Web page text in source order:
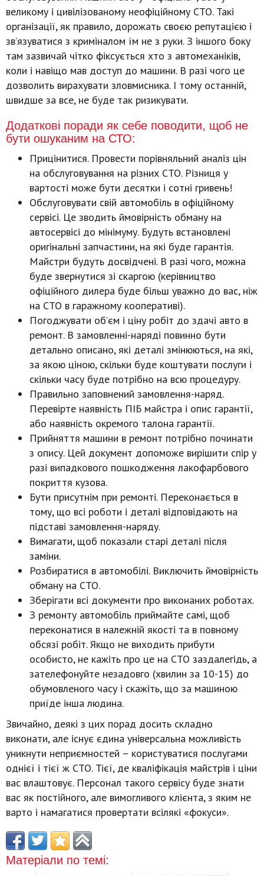
великому і цивілізованому неофіційному СТО. Такі
організації, як правило, дорожать своєю репутацією і
зв’язуватися з криміналом їм не з руки. З іншого боку
там зазвичай чітко фіксується хто з автомеханіків,
коли і навіщо мав доступ до машини. В разі чого це
дозволить вирахувати зловмисника. І тому останній,
швидше за все, не буде так ризикувати.
Додаткові поради як себе поводити, щоб не
бути ошуканим на СТО:
Прицінитися. Провести порівняльний аналіз цін
на обслуговування на різних СТО. Різниця у
вартості може бути десятки і сотні гривень!
Обслуговувати свій автомобіль в офіційному
сервісі. Це зводить ймовірність обману на
автосервісі до мінімуму. Будуть встановлені
оригінальні запчастини, на які буде гарантія.
Майстри будуть досвідчені. В разі чого, можна
буде звернутися зі скаргою (керівництво
офіційного дилера буде більш уважно до вас, ніж
на СТО в гаражному кооперативі).
Погоджувати об’єм і ціну робіт до здачі авто в
ремонт. В замовленні-наряді повинно бути
детально описано, які деталі змінюються, на які,
за якою ціною, скільки буде коштувати послуги і
скільки часу буде потрібно на всю процедуру.
Правильно заповнений замовлення-наряд.
Перевірте наявність ПІБ майстра і опис гарантії,
або наявність окремого талона гарантії.
Прийняття машини в ремонт потрібно починати
з опису. Цей документ допоможе вирішити спір у
разі випадкового пошкодження лакофарбового
покриття кузова.
Бути присутнім при ремонті. Переконається в
тому, що всі роботи і деталі відповідають на
підставі замовлення-наряду.
Вимагати, щоб показали старі деталі після
заміни.
Розбиратися в автомобілі. Виключить ймовірність
обману на СТО.
Зберігати всі документи про виконаних роботах.
З ремонту автомобіль приймайте самі, щоб
переконатися в належній якості та в повному
обсязі робіт. Якщо не виходить прибути
особисто, не кажіть про це на СТО заздалегідь, а
зателефонуйте незадовго (хвилин за 10-15) до
обумовленого часу і скажіть, що за машиною
приїде інша людина.
Звичайно, деякі з цих порад досить складно
виконати, але існує єдина універсальна можливість
уникнути неприємностей – користуватися послугами
однієї і тієї ж СТО. Тієї, де кваліфікація майстрів і ціни
вас влаштовує. Персонал такого сервісу буде знати
вас як постійного, але вимогливого клієнта, з яким не
варто і намагатися провертати всілякі «фокуси».
Матеріали по темі: